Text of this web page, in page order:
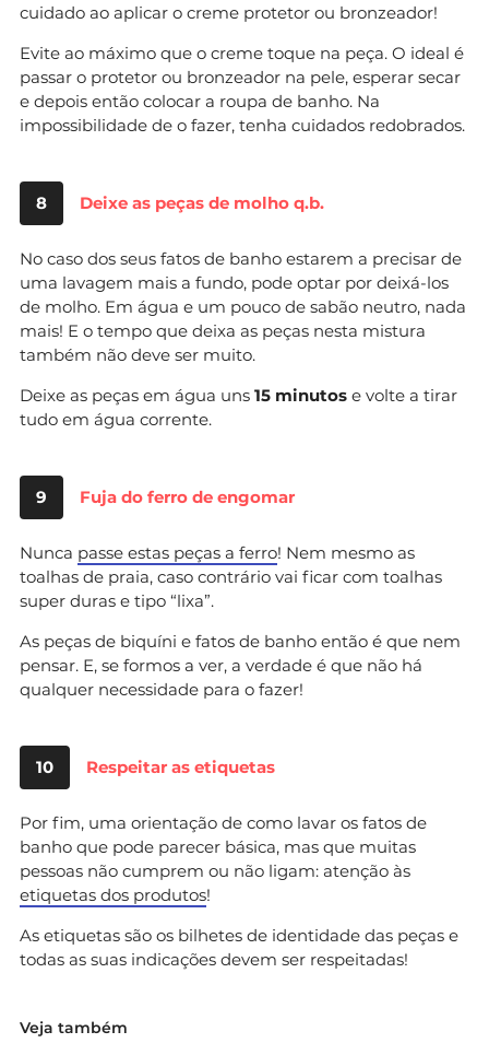
cuidado ao aplicar o creme protetor ou bronzeador!
Evite ao máximo que o creme toque na peça. O ideal é
passar o protetor ou bronzeador na pele, esperar secar
e depois então colocar a roupa de banho. Na
impossibilidade de o fazer, tenha cuidados redobrados.
8 Deixe as peças de molho q.b.
No caso dos seus fatos de banho estarem a precisar de
uma lavagem mais a fundo, pode optar por deixá-los
de molho. Em água e um pouco de sabão neutro, nada
mais! E o tempo que deixa as peças nesta mistura
também não deve ser muito.
Deixe as peças em água uns 15 minutos e volte a tirar
tudo em água corrente.
9 Fuja do ferro de engomar
Nunca passe estas peças a ferro! Nem mesmo as
toalhas de praia, caso contrário vai ficar com toalhas
super duras e tipo “lixa”.
As peças de biquíni e fatos de banho então é que nem
pensar. E, se formos a ver, a verdade é que não há
qualquer necessidade para o fazer!
10 Respeitar as etiquetas
Por fim, uma orientação de como lavar os fatos de
banho que pode parecer básica, mas que muitas
pessoas não cumprem ou não ligam: atenção às
etiquetas dos produtos!
As etiquetas são os bilhetes de identidade das peças e
todas as suas indicações devem ser respeitadas!
Veja também